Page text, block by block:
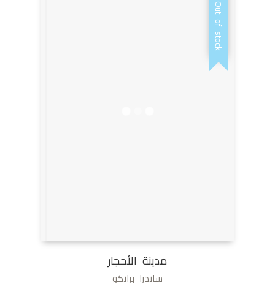
Out of stock
مدينة الأحجار
ساندرا برانكو